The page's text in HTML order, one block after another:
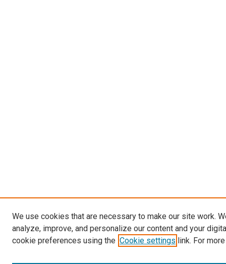
We use cookies that are necessary to make our site work.
analyze, improve, and personalize our content and your
cookie preferences using the Cookie settings link. For